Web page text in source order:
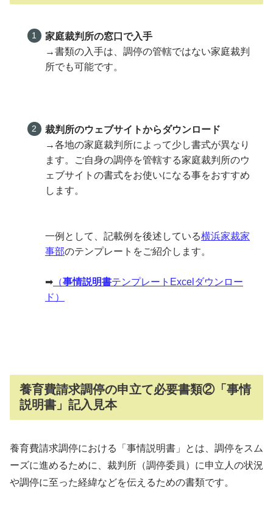
家庭裁判所の窓口で入手
→書類の入手は、調停の管轄ではない家庭裁判
所でも可能です。
裁判所のウェブサイトからダウンロード
→各地の家庭裁判所によって少し書式が異なり
ます。ご自身の調停を管轄する家庭裁判所のウ
ェブサイトの書式をお使いになる事をおすすめ
します。
一例として、記載例を後述している横浜家裁家
事部のテンプレートをご紹介します。
➡（事情説明書テンプレートExcelダウンロー
ド）
養育費請求調停の申立て必要書類②「事情
説明書」記入見本
養育費請求調停における「事情説明書」とは、調停をスム
ーズに進めるために、裁判所（調停委員）に申立人の状況
や調停に至った経緯などを伝えるための書類です。